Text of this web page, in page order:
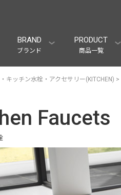
BRAND
ブランド
PRODUCT
商品一覧
キッチン水栓・アクセサリー(KITCHEN) >
Faucets